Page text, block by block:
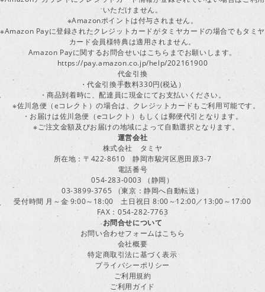
いただけません。
※Amazonポイントは付与されません。
※Amazon Payに登録されたクレジットカードがタミヤカードの場合でもタミヤ
カード会員様特典は適用されません。
Amazon Payに関するお問合せいはこちらまでお願いします。
https://pay.amazon.co.jp/help/202161900
代金引換
・代金引換手数料330円(税込）
・商品到着時に、配達員に現金にてお支払いください。
※佐川急便（eコレクト）の場合は、クレジットカードもご利用可能です。
・お届けは佐川急便（eコレクト）もしくは郵便代引となります。
※ご注文金額及びお届けの地域によって自動選択となります。
運営会社
株式会社 タミヤ
所在地：〒422-8610 静岡市駿河区恩田原3-7
電話番号
054-283-0003 （静岡）
03-3899-3765 （東京：静岡へ自動転送）
受付時間 月～金 9:00～18:00 土日祝日 8:00～12:00／13:00～17:00
FAX：054-282-7763
お問合せについて
お問い合わせフォームはこちら
会社概要
特定商取引法に基づく表示
プライバシーポリシー
ご利用規約
ご利用ガイド